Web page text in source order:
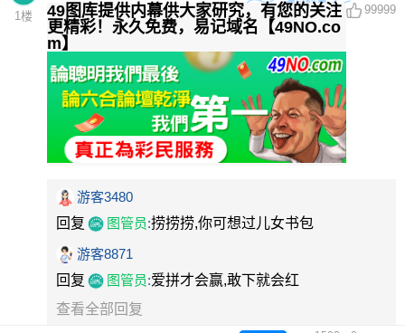
1 楼
49图库提供内幕供大家研究，有您的关注
更精彩！永久免费，易记域名【49NO.co
m】
99999
游客3480
回复
图管员:捞捞捞,你可想过儿女书包
游客8871
回复
图管员:爱拼才会赢,敢下就会红
查看全部回复